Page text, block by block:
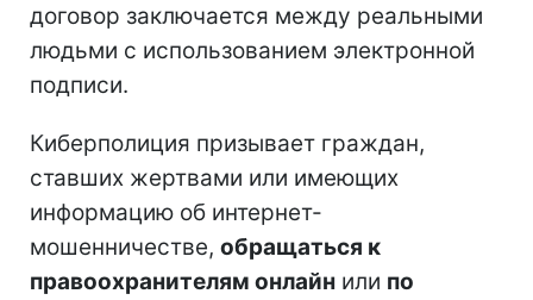
договор заключается между реальными
людьми с использованием электронной
подписи.
Киберполиция призывает граждан,
ставших жертвами или имеющих
информацию об интернет-
мошенничестве, обращаться к
правоохранителям онлайн или по